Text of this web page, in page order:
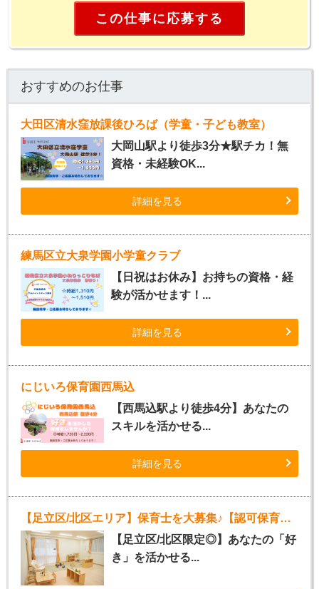
この仕事に応募する
おすすめのお仕事
大田区清水窪放課後ひろば（学童・子ども教室）
大岡山駅より徒歩3分★駅チカ！無
資格・未経験OK...
詳細を見る
練馬区立大泉学園小学童クラブ
【日祝はお休み】お持ちの資格・経
験が活かせます！...
詳細を見る
にじいろ保育園西馬込
【西馬込駅より徒歩4分】あなたの
スキルを活かせる...
詳細を見る
【足立区/北区エリア】保育士を大募集♪【認可保育園】
【足立区/北区限定◎】あなたの「好
き」を活かせる...